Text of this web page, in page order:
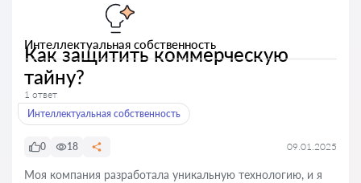
Интеллектуальная собственность
Как защитить коммерческую
тайну?
1 ответ
Интеллектуальная собственность
0 18 09.01.2025
Моя компания разработала уникальную технологию, и я